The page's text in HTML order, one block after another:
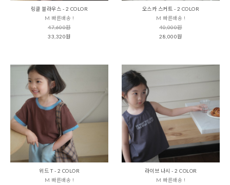
링클 블라우스 - 2 COLOR
M 빠른배송 !
47,600원
33,320원
오스카 스커트 - 2 COLOR
M 빠른배송 !
40,000원
28,000원
위드 T - 2 COLOR
M 빠른배송 !
라이브 나시 - 2 COLOR
M 빠른배송 !